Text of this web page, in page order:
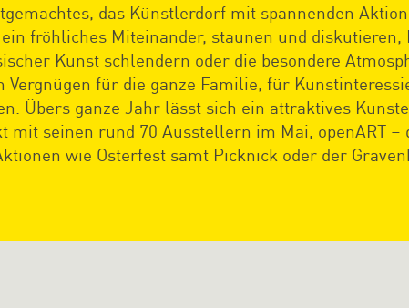
das Künstlerdorf mit spannenden
fröhliches Miteinander, staunen und
Kunst schlendern oder die besondere
für die ganze Familie, für
Übers ganze Jahr lässt sich ein attraktives
seinen rund 70 Ausstellern im Mai, openART –
wie Osterfest samt Picknick oder der